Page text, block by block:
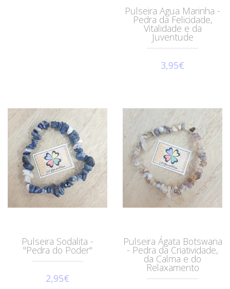
Pulseira Agua Marinha -
Pedra da Felicidade,
Vitalidade e da
Juventude
3,95€
Pulseira Sodalita -
"Pedra do Poder"
2,95€
Pulseira Ágata Botswana
- Pedra da Criatividade,
da Calma e do
Relaxamento